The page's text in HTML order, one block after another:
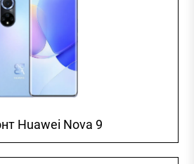
Huawei Nova 9